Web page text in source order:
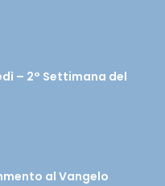
– 2° Settimana del
al Vangelo